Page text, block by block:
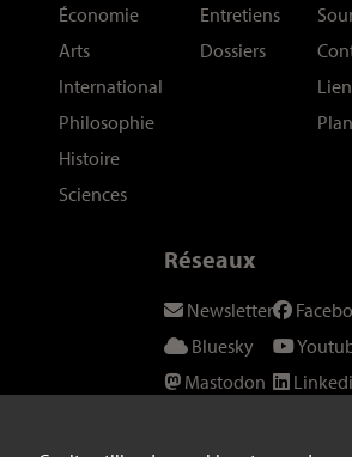
Économie
Arts
International
Philosophie
Histoire
Sciences
Entretiens
Dossiers
Réseaux
Newsletter
Bluesky
Mastodon